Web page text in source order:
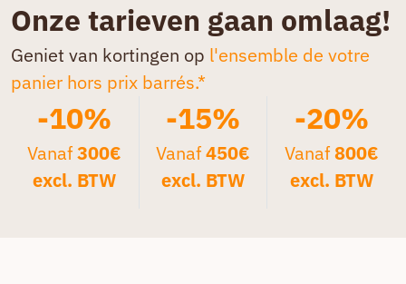
Onze tarieven gaan omlaag!
Geniet van kortingen op l'ensemble de votre
panier hors prix barrés.*
-10%
Vanaf300€
excl. BTW
-15%
Vanaf450€
excl. BTW
-20%
Vanaf800€
excl. BTW